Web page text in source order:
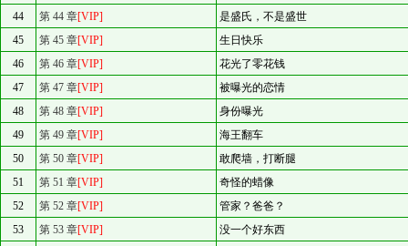
44
第 44 章[VIP]
是盛氏，不是盛世
45
第 45 章[VIP]
生日快乐
46
第 46 章[VIP]
花光了零花钱
47
第 47 章[VIP]
被曝光的恋情
48
第 48 章[VIP]
身份曝光
49
第 49 章[VIP]
海王翻车
50
第 50 章[VIP]
敢爬墙，打断腿
51
第 51 章[VIP]
奇怪的蜡像
52
第 52 章[VIP]
管家？爸爸？
53
第 53 章[VIP]
没一个好东西